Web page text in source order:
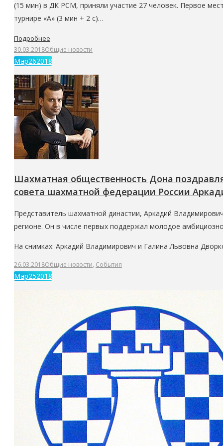
(15 мин) в ДК РСМ, приняли участие 27 человек. Первое
турнире «А» (3 мин + 2 с)…
Подробнее
30.03.2018Общие новости
Мар262018
Шахматная общественность Дона
совета шахматной федерации России
Представитель шахматной династии, Аркадий
регионе. Он в числе первых поддержал молодое
На снимках: Аркадий Владимирович и Галина Львовна
26.03.2018Общие новости, События
Мар252018